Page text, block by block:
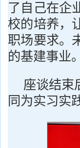
了自己在企
校的培养，
职场要求。
的基建事业。
座谈结束
同为实习实